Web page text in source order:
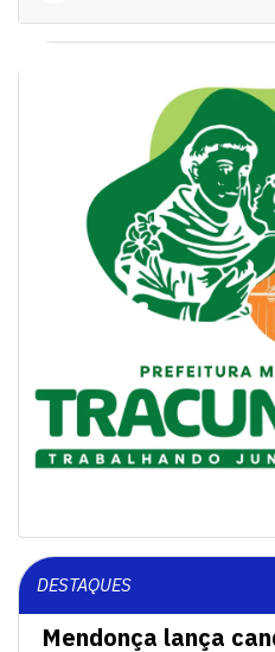
DESTAQUES
Mendonça lança